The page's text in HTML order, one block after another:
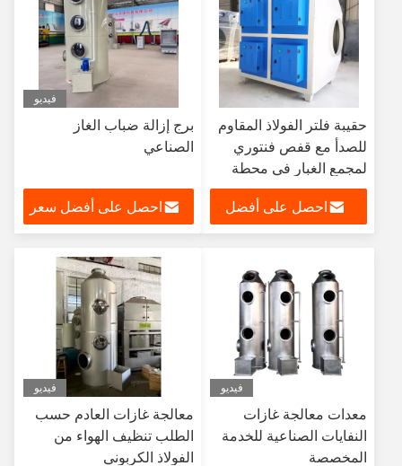
حقيبة فلتر الفولاذ المقاوم
للصدأ مع قفص فنتوري
لمجمع الغبار في محطة
توليد الطاقة
احصل على أفضل
فيديو
برج إزالة ضباب الغاز
الصناعي
احصل على أفضل سعر
فيديو
معدات معالجة غازات
النفايات الصناعية للخدمة
المخصصة
فيديو
معالجة غازات العادم حسب
الطلب تنظيف الهواء من
الفولاذ الكربوني